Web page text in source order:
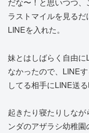
ラストマイルを見る
LINEを入れた。
妹とはしばらく自由
なかったので、LINE
してる相手にLINE送
起きたり寝たりしな
ンダのアザラシ幼稚園